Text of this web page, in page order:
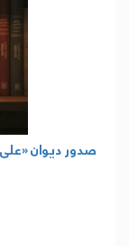
صدور ديوان